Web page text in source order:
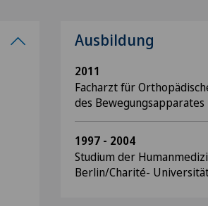
Ausbildung
2011
Facharzt für
des Bewegungsapparates
1997 - 2004
Studium der
Berlin/Charité-